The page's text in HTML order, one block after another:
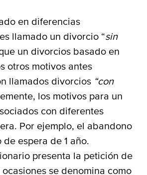
en diferencias
llamado un divorcio “sin
un divorcios basado en
otros motivos antes
llamados divorcios “con
los motivos para un
con diferentes
Por ejemplo, el abandono
espera de 1 año.
presenta la petición de
se denomina como